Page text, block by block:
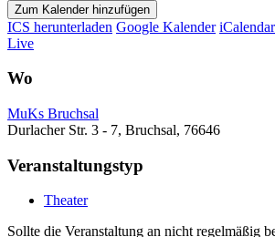
Zum Kalender hinzufügen
ICS herunterladen Google Kalender iCalendar
Live
Wo
MuKs Bruchsal
Durlacher Str. 3 - 7, Bruchsal, 76646
Veranstaltungstyp
Theater
Sollte die Veranstaltung an nicht regelmäßig